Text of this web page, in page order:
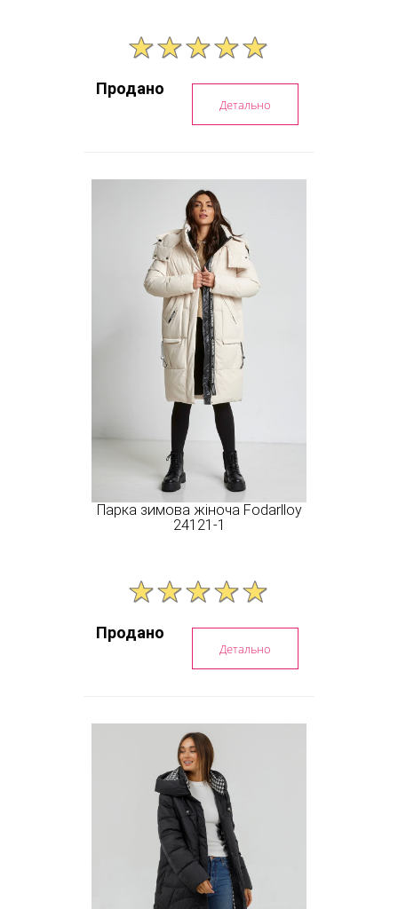
Продано
Детально
Парка зимова жіноча Fodarlloy
24121-1
Продано
Детально